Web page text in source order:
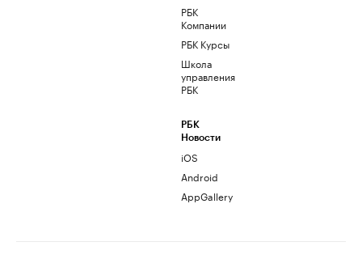
РБК
Компании
РБК Курсы
Школа
управления
РБК
РБК
Новости
iOS
Android
AppGallery